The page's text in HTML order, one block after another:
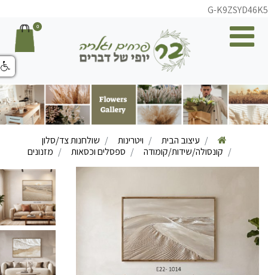
G-
0
עיצוב הבית ויטרינות
שולחנות צד/סלון
קונסולה/שידות/קומודה
ספסלים וכסאות מזנונים